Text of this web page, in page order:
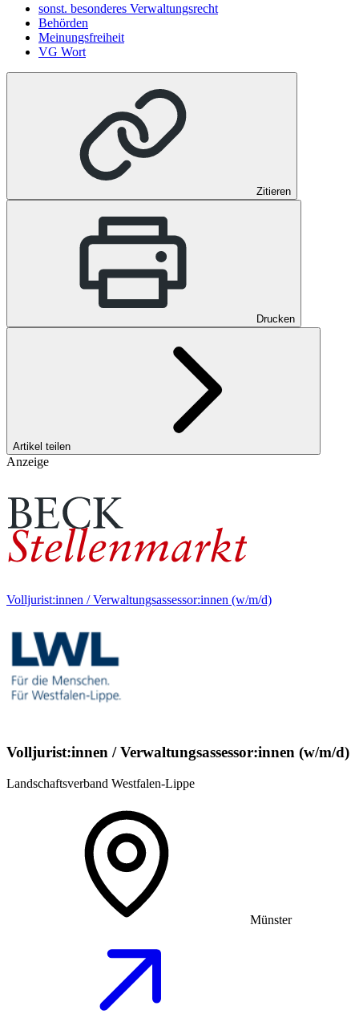
sonst. besonderes Verwaltungsrecht
Behörden
Meinungsfreiheit
VG Wort
Zitieren
Drucken
Artikel teilen
Anzeige
Volljurist:innen / Verwaltungsassessor:innen (w/m/d)
Volljurist:innen / Verwaltungsassessor:innen (w/m/d)
Landschaftsverband Westfalen-Lippe
Münster